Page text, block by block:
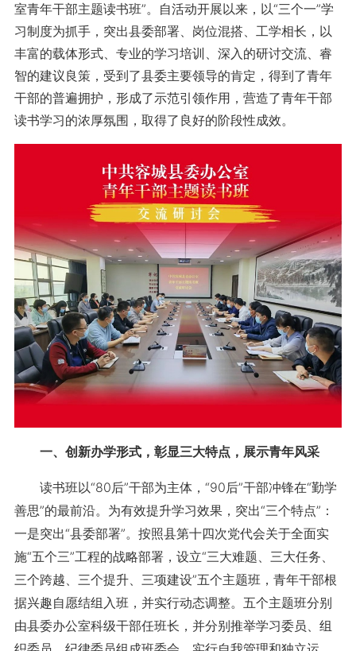
室青年干部主题读书班”。自活动开展以来，以“三个一”学
习制度为抓手，突出县委部署、岗位混搭、工学相长，以
丰富的载体形式、专业的学习培训、深入的研讨交流、睿
智的建议良策，受到了县委主要领导的肯定，得到了青年
干部的普遍拥护，形成了示范引领作用，营造了青年干部
读书学习的浓厚氛围，取得了良好的阶段性成效。
一、创新办学形式，彰显三大特点，展示青年风采
读书班以“80后”干部为主体，“90后”干部冲锋在“勤学
善思”的最前沿。为有效提升学习效果，突出“三个特点”：
一是突出“县委部署”。按照县第十四次党代会关于全面实
施“五个三”工程的战略部署，设立“三大难题、三大任务、
三个跨越、三个提升、三项建设”五个主题班，青年干部根
据兴趣自愿结组入班，并实行动态调整。五个主题班分别
由县委办公室科级干部任班长，并分别推举学习委员、组